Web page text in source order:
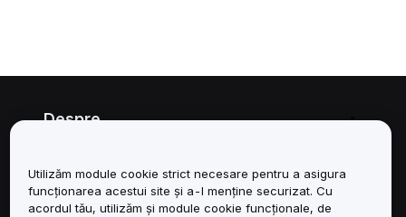
Despre
Asistență
Utilizăm module cookie strict necesare pentru a asigura
funcționarea acestui site și a-l menține securizat. Cu
acordul tău, utilizăm și module cookie funcționale, de